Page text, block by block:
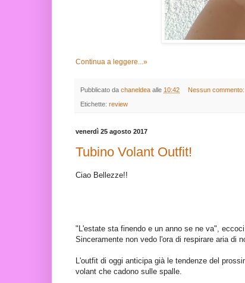
Continua a leggere...»
Pubblicato da chaneldea alle 10:42 Nessun commento:
Etichette: review
venerdì 25 agosto 2017
Tubino Volant Outfit!
Ciao Bellezze!!
"L'estate sta finendo e un anno se ne va",
Sinceramente non vedo l'ora di respirare aria di
L'outfit di oggi anticipa già le tendenze del
volant che cadono sulle spalle.